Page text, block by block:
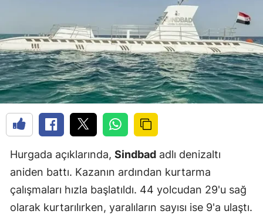
Hurgada açıklarında, Sindbad adlı denizaltı
aniden battı. Kazanın ardından kurtarma
çalışmaları hızla başlatıldı. 44 yolcudan 29'u sağ
olarak kurtarılırken, yaralıların sayısı ise 9'a ulaştı.